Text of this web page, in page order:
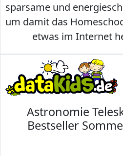
sparsame und
um damit das
etwas im Internet
Astronomie
Bestseller